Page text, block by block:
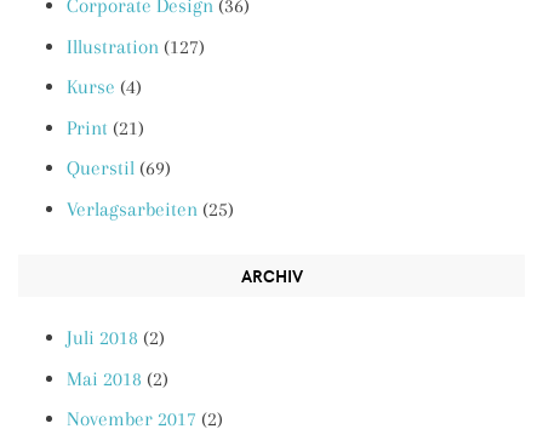
Corporate Design (36)
Illustration (127)
Kurse (4)
Print (21)
Querstil (69)
Verlagsarbeiten (25)
ARCHIV
Juli 2018 (2)
Mai 2018 (2)
November 2017 (2)